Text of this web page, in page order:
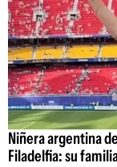
Niñera argentina
Filadelfia: su